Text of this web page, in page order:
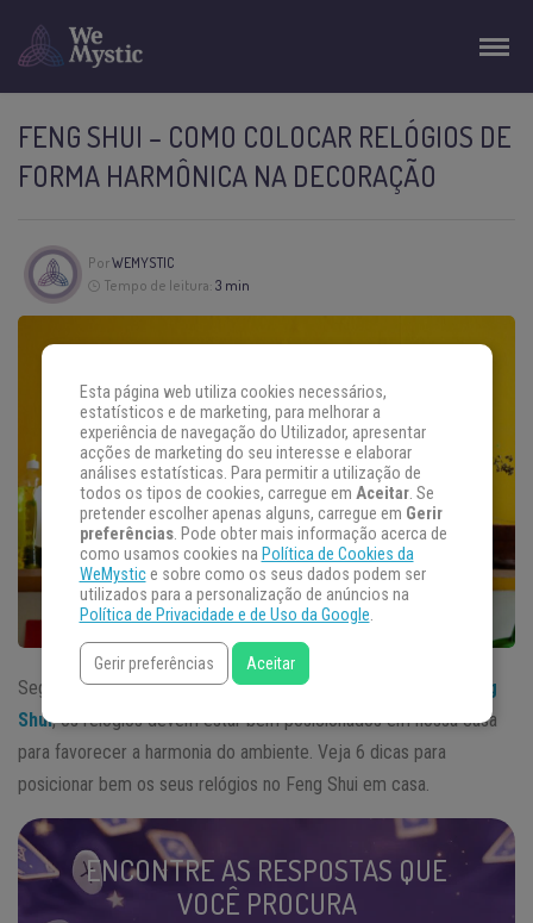
FENG SHUI – COMO COLOCAR RELÓGIOS DE
FORMA HARMÔNICA NA DECORAÇÃO
PorWEMYSTIC
Tempo de leitura: 3 min
Segundo a técnica milenar de harmonização de ambientes
Feng
Shui, os relógios devem estar bem posicionados em nossa casa
para favorecer a harmonia do ambiente. Veja 6 dicas para
posicionar bem os seus relógios no Feng Shui em casa.
ENCONTRE AS RESPOSTAS QUE
VOCÊ PROCURA
Esta página web utiliza cookies necessários,
estatísticos e de marketing, para melhorar a
experiência de navegação do Utilizador, apresentar
acções de marketing do seu interesse e elaborar
análises estatísticas. Para permitir a utilização de
todos os tipos de cookies, carregue em Aceitar. Se
pretender escolher apenas alguns, carregue em Gerir
preferências. Pode obter mais informação acerca de
como usamos cookies na Política de Cookies da
WeMystice sobre como os seus dados podem ser
utilizados para a personalização de anúncios na
Política de Privacidade e de Uso da Google.
Gerir preferências Aceitar